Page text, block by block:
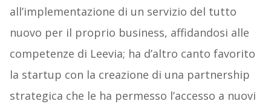
all’implementazione di un servizio del tutto
nuovo per il proprio business, affidandosi alle
competenze di Leevia; ha d’altro canto favorito
la startup con la creazione di una partnership
strategica che le ha permesso l’accesso a nuovi